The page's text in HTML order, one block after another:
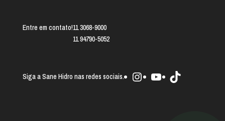
Entre em contato!11 3068-9000
11 94790-5052
Siga a Sane Hidro nas redes sociais. Instagram
YoutubeTikTok